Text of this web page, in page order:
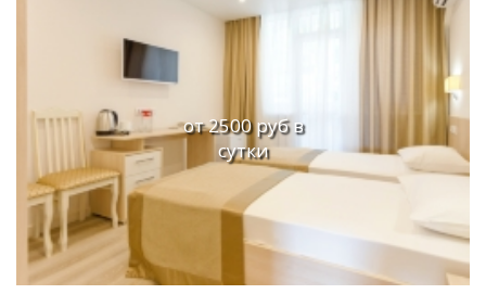
от 2500 руб в
сутки